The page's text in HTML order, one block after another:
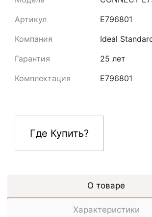
Артикул
E796801
Компания
Ideal
Гарантия
25 лет
Комплектация
E796801
Где Купить?
О товаре
Характеристики